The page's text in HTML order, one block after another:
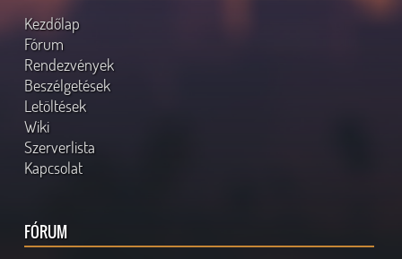
Kezdőlap
Fórum
Rendezvények
Beszélgetések
Letöltések
Wiki
Szerverlista
Kapcsolat
FÓRUM